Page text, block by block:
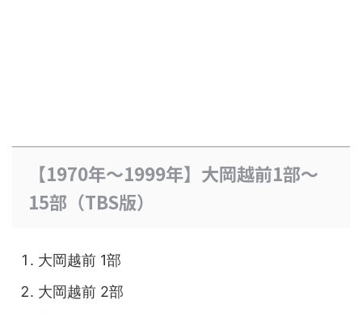
【1970年～1999年】大岡越前1部～
15部（TBS版）
大岡越前 1部
大岡越前 2部